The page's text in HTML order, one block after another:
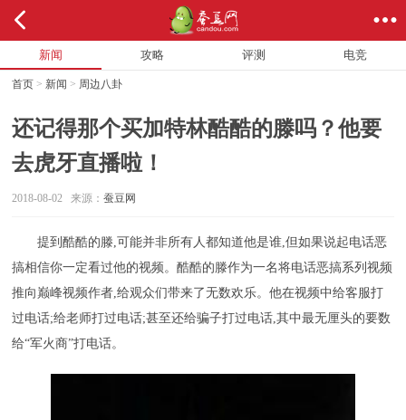
新闻 攻略 评测 电竞
首页 > 新闻 > 周边八卦
还记得那个买加特林酷酷的滕吗？他要
去虎牙直播啦！
2018-08-02 来源：蚕豆网
提到酷酷的滕,可能并非所有人都知道他是谁,但如果说起电话恶
搞相信你一定看过他的视频。酷酷的滕作为一名将电话恶搞系列视频
推向巅峰视频作者,给观众们带来了无数欢乐。他在视频中给客服打
过电话;给老师打过电话;甚至还给骗子打过电话,其中最无厘头的要数
给“军火商”打电话。